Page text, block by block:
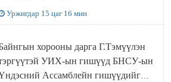
Уржигдар 15 цаг 16 мин
хорооны дарга Г.Тэмүүлэн
УИХ-ын гишүүд БНСУ-ын
Ассамблейн гишүүдийг